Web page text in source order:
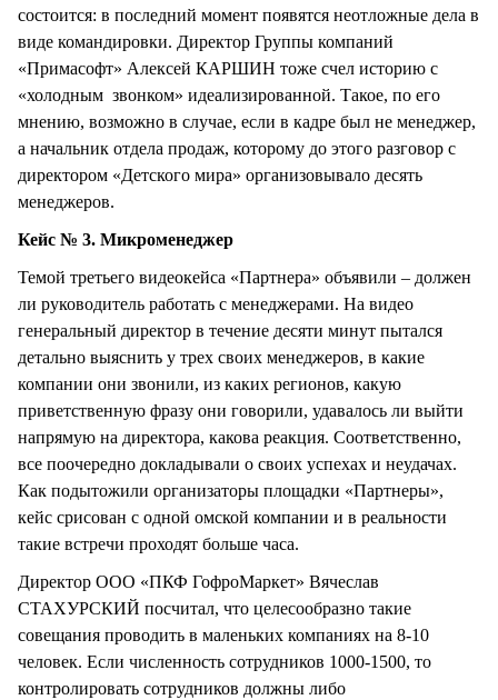
состоится: в последний момент появятся неотложные дела в
виде командировки. Директор Группы компаний
«Примасофт» Алексей КАРШИН тоже счел историю с
«холодным звонком» идеализированной. Такое, по его
мнению, возможно в случае, если в кадре был не менеджер,
а начальник отдела продаж, которому до этого разговор с
директором «Детского мира» организовывало десять
менеджеров.
Кейс № 3. Микроменеджер
Темой третьего видеокейса «Партнера» объявили – должен
ли руководитель работать с менеджерами. На видео
генеральный директор в течение десяти минут пытался
детально выяснить у трех своих менеджеров, в какие
компании они звонили, из каких регионов, какую
приветственную фразу они говорили, удавалось ли выйти
напрямую на директора, какова реакция. Соответственно,
все поочередно докладывали о своих успехах и неудачах.
Как подытожили организаторы площадки «Партнеры»,
кейс срисован с одной омской компании и в реальности
такие встречи проходят больше часа.
Директор ООО «ПКФ ГофроМаркет» Вячеслав
СТАХУРСКИЙ посчитал, что целесообразно такие
совещания проводить в маленьких компаниях на 8-10
человек. Если численность сотрудников 1000-1500, то
контролировать сотрудников должны либо